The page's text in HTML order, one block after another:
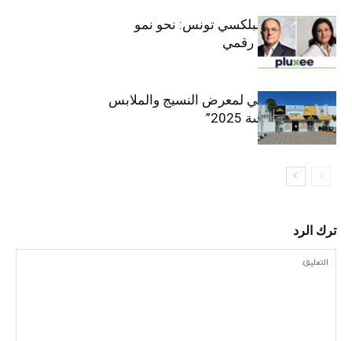
قيادة مزدوجة لبلكسي تونس: نحو نمو
متسارع وتحول رقمي
الافتتاح الرسمي لمعرض النسيج والملابس
“إنترتكس سوسة 2025”
ترك الرد